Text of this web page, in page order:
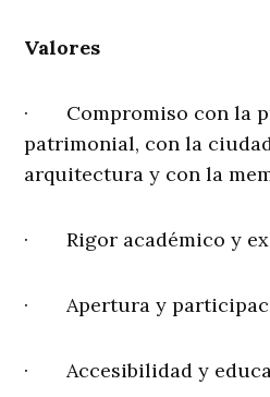
Valores
· Compromiso con la
patrimonial, con la
arquitectura y con la
· Rigor académico y
· Apertura y
· Accesibilidad y